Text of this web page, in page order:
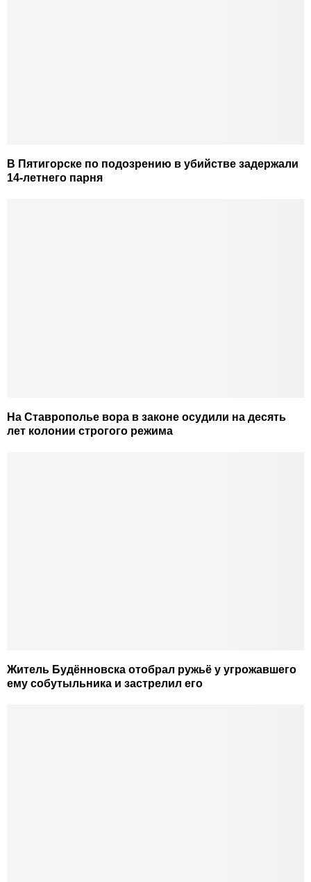
В Пятигорске по подозрению в убийстве задержали
14-летнего парня
На Ставрополье вора в законе осудили на десять
лет колонии строгого режима
Житель Будённовска отобрал ружьё у угрожавшего
ему собутыльника и застрелил его